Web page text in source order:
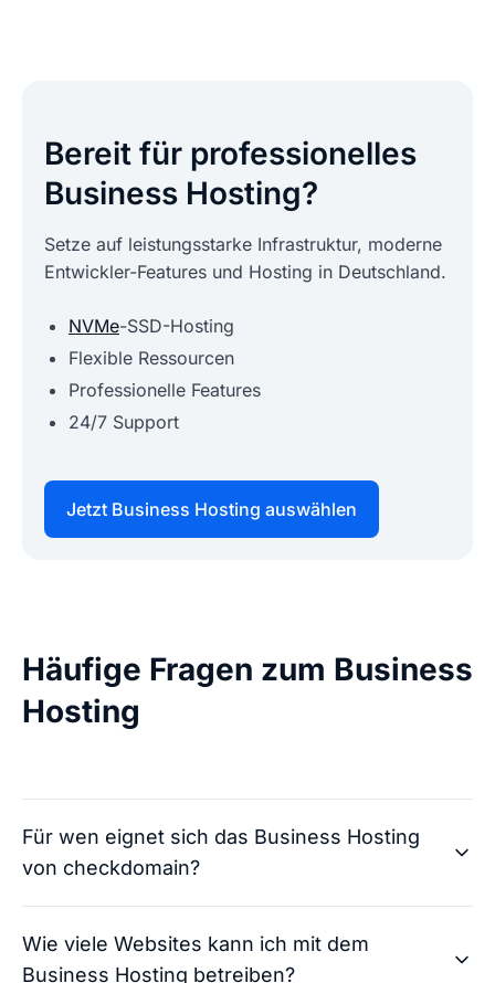
Bereit für professionelles
Business Hosting?
Setze auf leistungsstarke Infrastruktur, moderne
Entwickler-Features und Hosting in Deutschland.
NVMe-SSD-Hosting
Flexible Ressourcen
Professionelle Features
24/7 Support
Jetzt Business Hosting auswählen
Häufige Fragen zum Business
Hosting
Für wen eignet sich das Business Hosting
von checkdomain?
Wie viele Websites kann ich mit dem
Business Hosting betreiben?